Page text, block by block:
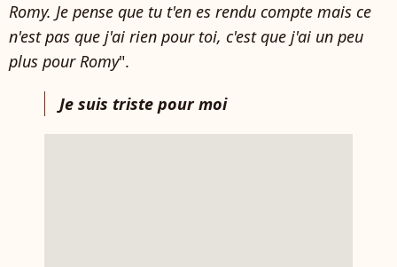
Romy. Je pense que tu t'en es rendu compte mais ce
n'est pas que j'ai rien pour toi, c'est que j'ai un peu
plus pour Romy".
Je suis triste pour moi